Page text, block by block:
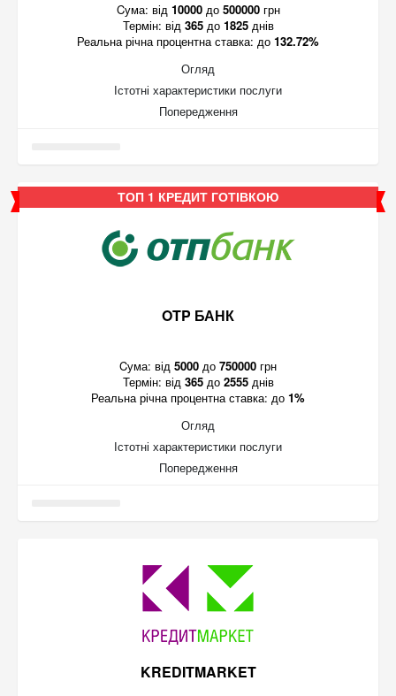
Cума: від 10000до 500000грн
Термін: від 365до 1825днів
Реальна річна процентна ставка: до 132.72%
Огляд
Істотні характеристики послуги
Попередження
ТОП 1 КРЕДИТ ГОТІВКОЮ
OTP БАНК
Cума: від 5000 до 750000 грн
Термін: від 365до 2555днів
Реальна річна процентна ставка: до 1%
Огляд
Істотні характеристики послуги
Попередження
KREDITMARKET